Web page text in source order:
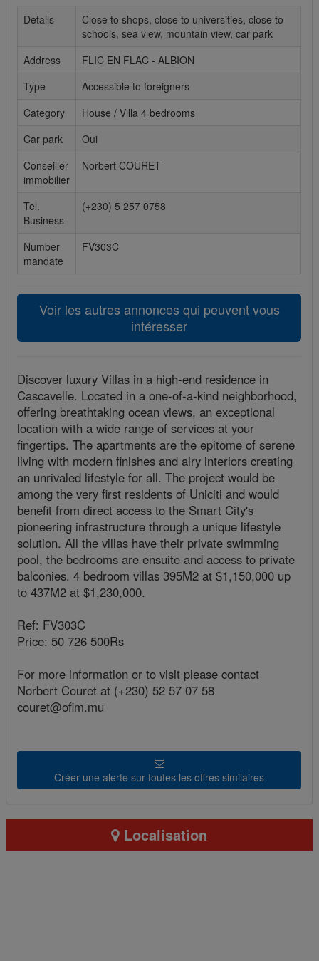
Cookies sociaux
Les cookies sociaux sont utilisés pour afficher les réseaux
avec vos amis.
Details
Close to shops, close to universities, close to
schools, sea view, mountain view, car park
Address
FLIC EN FLAC - ALBION
Type
Accessible to foreigners
Category
House / Villa 4 bedrooms
Car park
Oui
Conseiller
immobilier
Norbert COURET
Tel.
Business
(+230) 5 257 0758
Number
mandate
FV303C
Voir les autres annonces qui peuvent vous
intéresser
Discover luxury Villas in a high-end residence in
Cascavelle. Located in a one-of-a-kind neighborhood,
offering breathtaking ocean views, an exceptional
location with a wide range of services at your
fingertips. The apartments are the epitome of serene
living with modern finishes and airy interiors creating
an unrivaled lifestyle for all. The project would be
among the very first residents of Uniciti and would
benefit from direct access to the Smart City's
pioneering infrastructure through a unique lifestyle
solution. All the villas have their private swimming
pool, the bedrooms are ensuite and access to private
balconies. 4 bedroom villas 395M2 at $1,150,000 up
to 437M2 at $1,230,000.
Ref: FV303C
Price: 50 726 500Rs
For more information or to visit please contact
Norbert Couret at (+230) 52 57 07 58
couret@ofim.mu
Créer une alerte sur toutes les offres similaires
Localisation